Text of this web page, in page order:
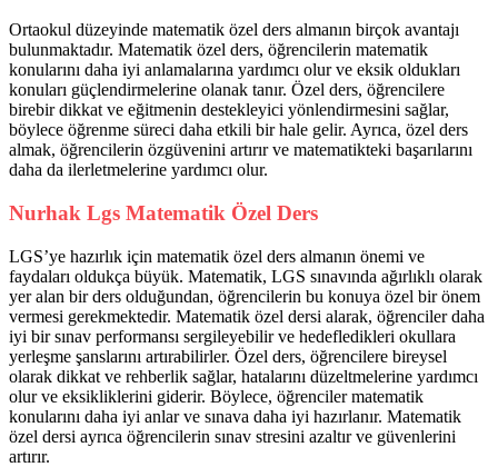
Ortaokul düzeyinde matematik özel ders almanın birçok avantajı
bulunmaktadır. Matematik özel ders, öğrencilerin matematik
konularını daha iyi anlamalarına yardımcı olur ve eksik oldukları
konuları güçlendirmelerine olanak tanır. Özel ders, öğrencilere
birebir dikkat ve eğitmenin destekleyici yönlendirmesini sağlar,
böylece öğrenme süreci daha etkili bir hale gelir. Ayrıca, özel ders
almak, öğrencilerin özgüvenini artırır ve matematikteki başarılarını
daha da ilerletmelerine yardımcı olur.
Nurhak Lgs Matematik Özel Ders
LGS’ye hazırlık için matematik özel ders almanın önemi ve
faydaları oldukça büyük. Matematik, LGS sınavında ağırlıklı olarak
yer alan bir ders olduğundan, öğrencilerin bu konuya özel bir önem
vermesi gerekmektedir. Matematik özel dersi alarak, öğrenciler daha
iyi bir sınav performansı sergileyebilir ve hedefledikleri okullara
yerleşme şanslarını artırabilirler. Özel ders, öğrencilere bireysel
olarak dikkat ve rehberlik sağlar, hatalarını düzeltmelerine yardımcı
olur ve eksikliklerini giderir. Böylece, öğrenciler matematik
konularını daha iyi anlar ve sınava daha iyi hazırlanır. Matematik
özel dersi ayrıca öğrencilerin sınav stresini azaltır ve güvenlerini
artırır.